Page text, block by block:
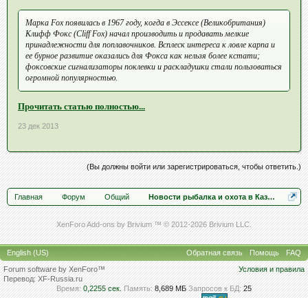
Марка Fox появилась в 1967 году, когда в Эссексе (Великобритания)
Клифф Фокс (Cliff Fox) начал производить и продавать мелкие
принадлежности для поплавочников. Всплеск интереса к ловле карпа и
ее бурное развитие оказались для Фокса как нельзя более кстати;
фоксовские сигнализаторы поклевки и раскладушки стали пользоваться
огромной популярностью.
Прочитать статью полностью...
23 дек 2013
(Вы должны войти или зарегистрироваться, чтобы ответить.)
Главная Форум Общий Новости рыбалка и охота в Казахстане
XenForo Add-ons by Brivium ™ © 2012-2026 Brivium LLC.
English (US) Обратная связь Помощь
FAQ
Условия и правила
Forum software by XenForo™
Перевод:XF-Russia.ru
Время: 0,2255 сек. Память: 8,689 МБ Запросов к БД: 25